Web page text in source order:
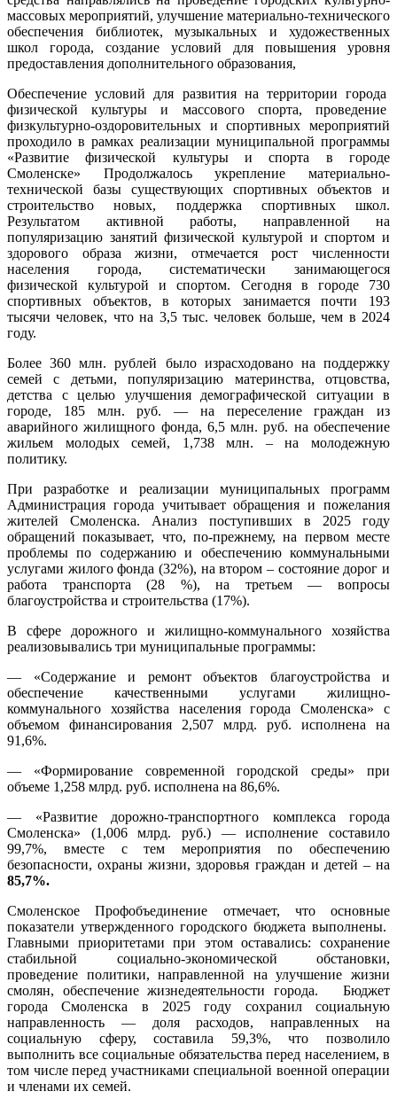
массовых мероприятий, улучшение материально-технического
обеспечения библиотек, музыкальных и художественных
школ города, создание условий для повышения уровня
предоставления дополнительного образования,
Обеспечение условий для развития на территории города
физической культуры и массового спорта, проведение
физкультурно-оздоровительных и спортивных мероприятий
проходило в рамках реализации муниципальной программы
«Развитие физической культуры и спорта в городе
Смоленске» Продолжалось укрепление материально-
технической базы существующих спортивных объектов и
строительство новых, поддержка спортивных школ.
Результатом активной работы, направленной на
популяризацию занятий физической культурой и спортом и
здорового образа жизни, отмечается рост численности
населения города, систематически занимающегося
физической культурой и спортом. Сегодня в городе 730
спортивных объектов, в которых занимается почти 193
тысячи человек, что на 3,5 тыс. человек больше, чем в 2024
году.
Более 360 млн. рублей было израсходовано на поддержку
семей с детьми, популяризацию материнства, отцовства,
детства с целью улучшения демографической ситуации в
городе, 185 млн. руб. — на переселение граждан из
аварийного жилищного фонда, 6,5 млн. руб. на обеспечение
жильем молодых семей, 1,738 млн. – на молодежную
политику.
При разработке и реализации муниципальных программ
Администрация города учитывает обращения и пожелания
жителей Смоленска. Анализ поступивших в 2025 году
обращений показывает, что, по-прежнему, на первом месте
проблемы по содержанию и обеспечению коммунальными
услугами жилого фонда (32%), на втором – состояние дорог и
работа транспорта (28 %), на третьем — вопросы
благоустройства и строительства (17%).
В сфере дорожного и жилищно-коммунального хозяйства
реализовывались три муниципальные программы:
— «Содержание и ремонт объектов благоустройства и
обеспечение качественными услугами жилищно-
коммунального хозяйства населения города Смоленска» с
объемом финансирования 2,507 млрд. руб. исполнена на
91,6%.
— «Формирование современной городской среды» при
объеме 1,258 млрд. руб. исполнена на 86,6%.
— «Развитие дорожно-транспортного комплекса города
Смоленска» (1,006 млрд. руб.) — исполнение составило
99,7%, вместе с тем мероприятия по обеспечению
безопасности, охраны жизни, здоровья граждан и детей – на
85,7%.
Смоленское Профобъединение отмечает, что основные
показатели утвержденного городского бюджета выполнены.
Главными приоритетами при этом оставались: сохранение
стабильной социально-экономической обстановки,
проведение политики, направленной на улучшение жизни
смолян, обеспечение жизнедеятельности города. Бюджет
города Смоленска в 2025 году сохранил социальную
направленность — доля расходов, направленных на
социальную сферу, составила 59,3%, что позволило
выполнить все социальные обязательства перед населением, в
том числе перед участниками специальной военной операции
и членами их семей.